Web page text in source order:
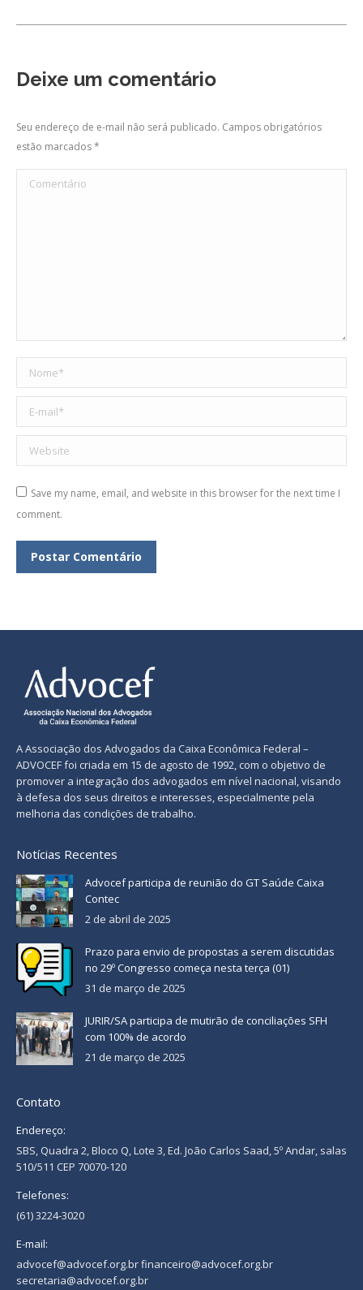
Deixe um comentário
Seu endereço de e-mail não será publicado. Campos obrigatórios
estão marcados*
Comentário
Nome *
E-mail *
Website
Save my name, email, and website in this browser for the next time I
comment.
Postar Comentário
A Associação dos Advogados da Caixa Econômica Federal –
ADVOCEF foi criada em 15 de agosto de 1992, com o objetivo de
promover a integração dos advogados em nível nacional, visando
à defesa dos seus direitos e interesses, especialmente pela
melhoria das condições de trabalho.
Notícias Recentes
Advocef participa de reunião do GT Saúde Caixa
Contec
2 de abril de 2025
Prazo para envio de propostas a serem discutidas
no 29º Congresso começa nesta terça (01)
31 de março de 2025
JURIR/SA participa de mutirão de conciliações SFH
com 100% de acordo
21 de março de 2025
Contato
Endereço:
SBS, Quadra 2, Bloco Q, Lote 3, Ed. João Carlos Saad, 5º Andar, salas
510/511 CEP 70070-120
Telefones:
(61) 3224-3020
E-mail:
advocef@advocef.org.br financeiro@advocef.org.br
secretaria@advocef.org.br